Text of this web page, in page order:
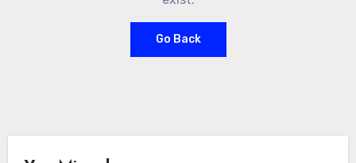
Go Back